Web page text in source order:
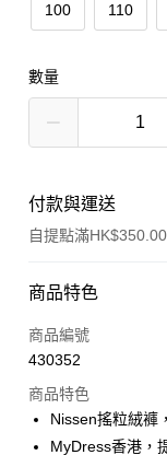
100 110
數量
付款與運送
自提點滿
付款方式
信用卡
AlipayHK
商品特色
商品編號
430352
商品特色
Nissen搖粒絨褲
MyDress香港，